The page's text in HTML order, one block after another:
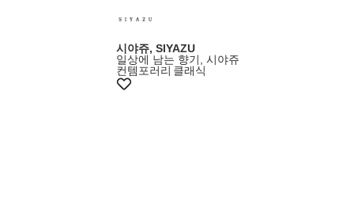
시야쥬, SIYAZU
일상에 남는 향기, 시야쥬
컨템포러리 클래식